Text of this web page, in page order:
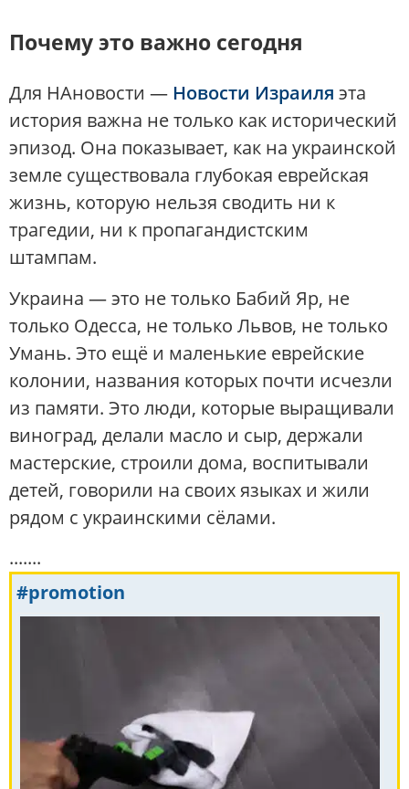
Почему это важно сегодня
Для НАновости — Новости Израиля эта
история важна не только как исторический
эпизод. Она показывает, как на украинской
земле существовала глубокая еврейская
жизнь, которую нельзя сводить ни к
трагедии, ни к пропагандистским
штампам.
Украина — это не только Бабий Яр, не
только Одесса, не только Львов, не только
Умань. Это ещё и маленькие еврейские
колонии, названия которых почти исчезли
из памяти. Это люди, которые выращивали
виноград, делали масло и сыр, держали
мастерские, строили дома, воспитывали
детей, говорили на своих языках и жили
рядом с украинскими сёлами.
.......
#promotion